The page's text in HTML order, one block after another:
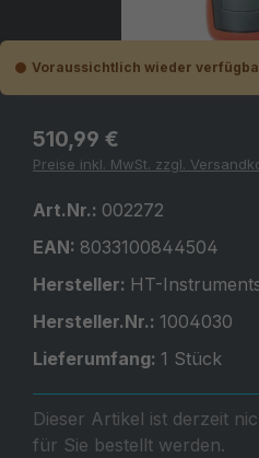
Voraussichtlich wieder
Regulärer Preis:
510,99 €
Preise inkl. MwSt. zzgl.
Art.Nr.: 002272
EAN: 8033100844504
Hersteller: HT-
Hersteller.Nr.: 1004030
Lieferumfang: 1 Stück
Dieser Artikel ist derzeit
für Sie bestellt werden.